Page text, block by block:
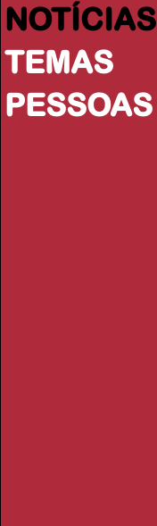
NOTÍCIAS
TEMAS
PESSOAS